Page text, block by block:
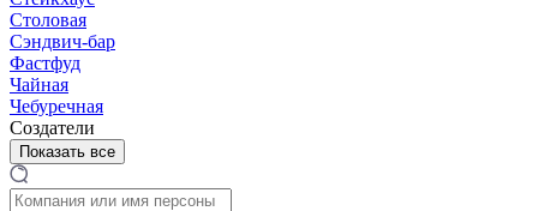
Столовая
Сэндвич-бар
Фастфуд
Чайная
Чебуречная
Создатели
Показать все